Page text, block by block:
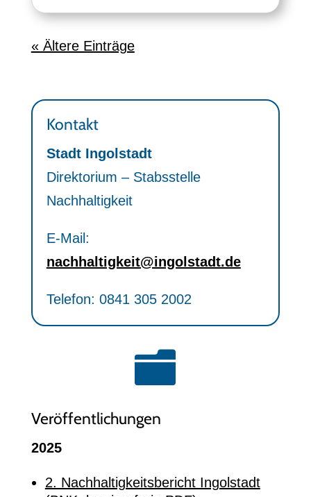
« Ältere Einträge
Kontakt
Stadt Ingolstadt
Direktorium – Stabsstelle
Nachhaltigkeit
E-Mail:
nachhaltigkeit@ingolstadt.de
Telefon: 0841 305 2002

Veröffentlichungen
2025
2. Nachhaltigkeitsbericht Ingolstadt